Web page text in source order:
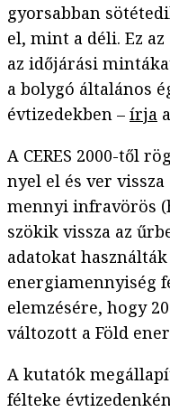
gyorsabban
el, mint a déli. Ez
az időjárási
a bolygó általános
évtizedekben – írja
A CERES 2000-től
nyel el és ver
mennyi infravörös
szökik vissza az
adatokat
energiamennyiség
elemzésére, hogy
változott a Föld
A kutatók
félteke